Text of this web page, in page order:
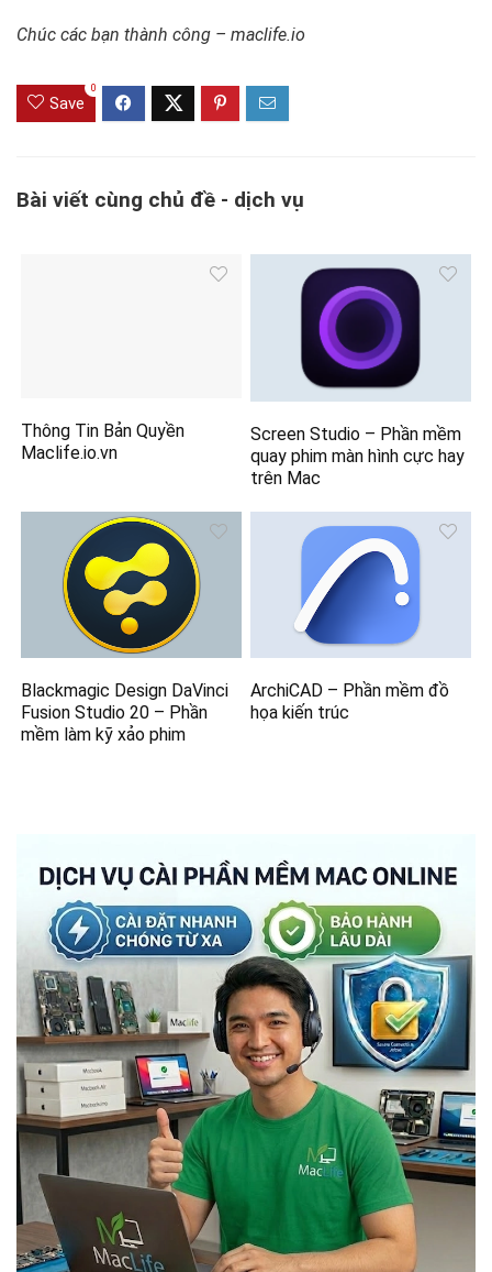
Chúc các bạn thành công – maclife.io
Save
0
Bài viết cùng chủ đề - dịch vụ
Thông Tin Bản Quyền
Maclife.io.vn
Screen Studio – Phần mềm
quay phim màn hình cực hay
trên Mac
Blackmagic Design DaVinci
Fusion Studio 20 – Phần
mềm làm kỹ xảo phim
ArchiCAD – Phần mềm đồ
họa kiến trúc